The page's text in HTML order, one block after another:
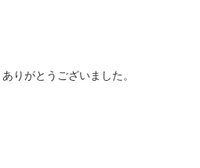
りがとうございました。